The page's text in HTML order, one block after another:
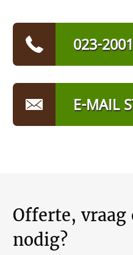
023-
E-MAIL
Offerte, vraag
nodig?